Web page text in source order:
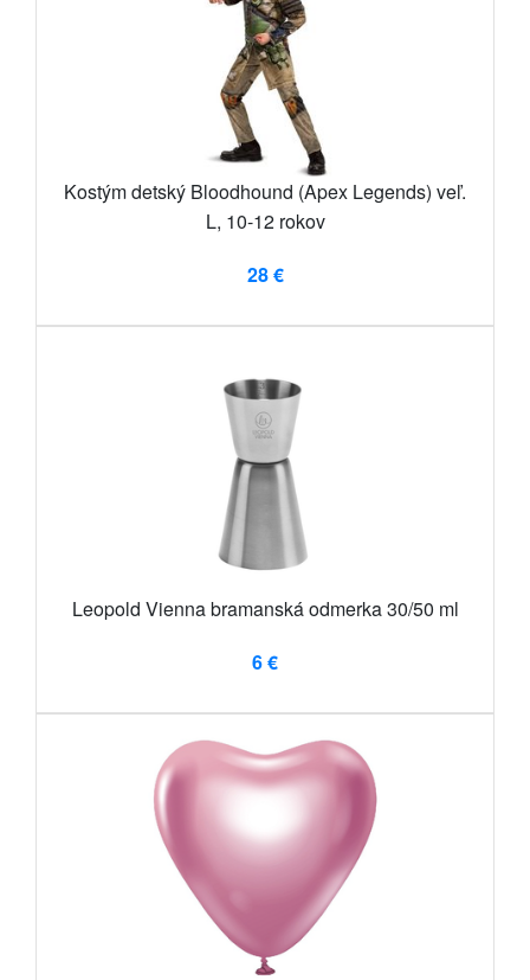
Kostým detský Bloodhound (Apex Legends) veľ.
L, 10-12 rokov
28 €
Leopold Vienna bramanská odmerka 30/50 ml
6 €